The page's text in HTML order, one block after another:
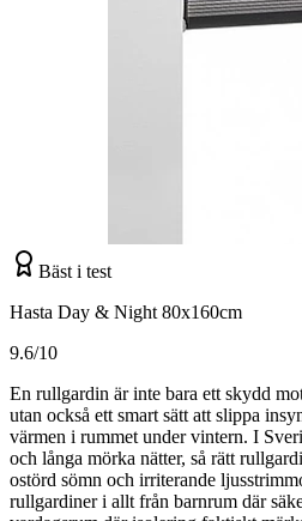
Bäst i test
Hasta Day & Night 80x160cm
9.6/10
En rullgardin är inte bara ett skydd
utan också ett smart sätt att slippa
värmen i rummet under vintern. I
och långa mörka nätter, så rätt
ostörd sömn och irriterande
rullgardiner i allt från barnrum där